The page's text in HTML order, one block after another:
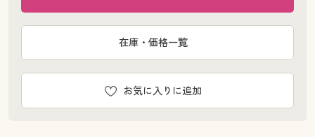
お気に入りに追加
在庫・価格一覧